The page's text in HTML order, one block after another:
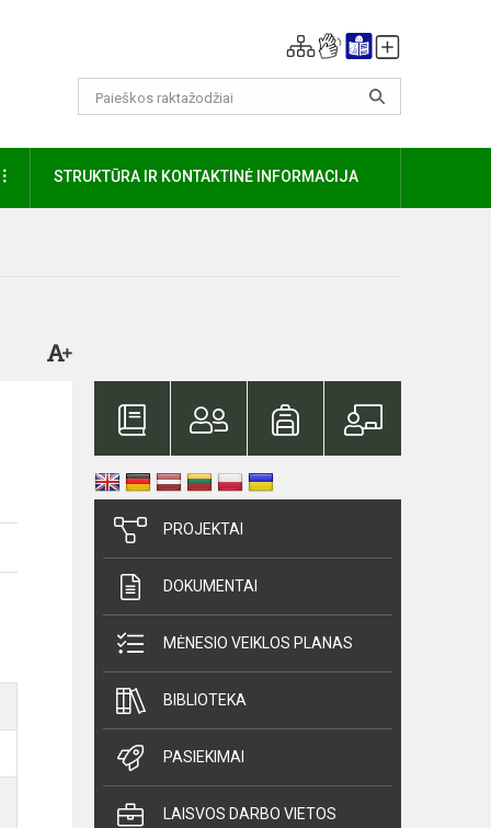
DAUGIAUSTRUKTŪRA IR KONTAKTINĖ INFORMACIJA
PROJEKTAI
DOKUMENTAI
MĖNESIO VEIKLOS PLANAS
BIBLIOTEKA
PASIEKIMAI
LAISVOS DARBO VIETOS